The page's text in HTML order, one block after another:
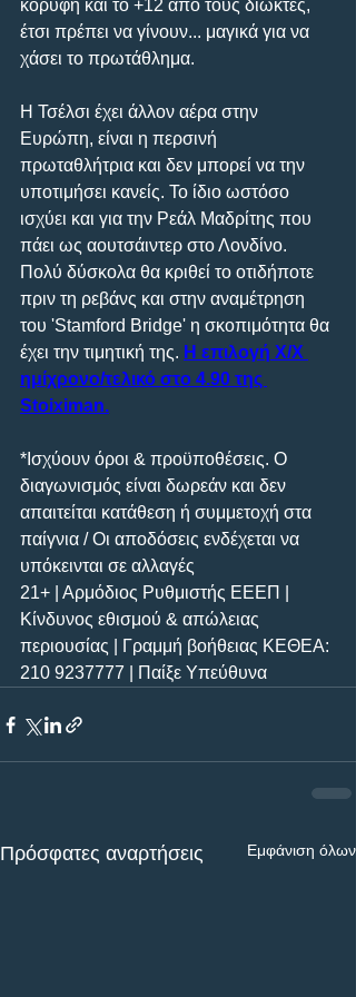
κορυφή και το +12 από τους διώκτες,
έτσι πρέπει να γίνουν... μαγικά για να
χάσει το πρωτάθλημα.
Η Τσέλσι έχει άλλον αέρα στην
Ευρώπη, είναι η περσινή
πρωταθλήτρια και δεν μπορεί να την
υποτιμήσει κανείς. Το ίδιο ωστόσο
ισχύει και για την Ρεάλ Μαδρίτης που
πάει ως αουτσάιντερ στο Λονδίνο.
Πολύ δύσκολα θα κριθεί το οτιδήποτε
πριν τη ρεβάνς και στην αναμέτρηση
του 'Stamford Bridge' η σκοπιμότητα θα
έχει την τιμητική της. Η επιλογή Χ/Χ
ημίχρονο/τελικό στο 4.90 της
Stoiximan.
*Ισχύουν όροι & προϋποθέσεις. Ο
διαγωνισμός είναι δωρεάν και δεν
απαιτείται κατάθεση ή συμμετοχή στα
παίγνια / Οι αποδόσεις ενδέχεται να
υπόκεινται σε αλλαγές
21+ | Αρμόδιος Ρυθμιστής ΕΕΕΠ |
Κίνδυνος εθισμού & απώλειας
περιουσίας | Γραμμή βοήθειας ΚΕΘΕΑ:
210 9237777 | Παίξε Υπεύθυνα
Πρόσφατες αναρτήσεις Εμφάνιση όλων